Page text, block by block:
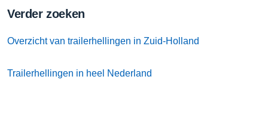
Verder zoeken
Overzicht van trailerhellingen in Zuid-Holland
Trailerhellingen in heel Nederland